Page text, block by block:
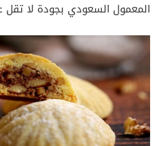
المعمول السعودي بجودة لا تقل